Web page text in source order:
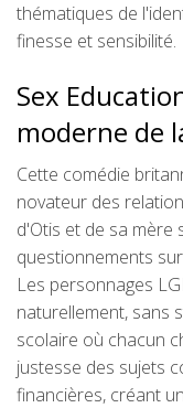
thématiques de
finesse et sensibilité.
Sex
moderne de
Cette comédie
novateur des
d'Otis et de sa mère
questionnements
Les personnages
naturellement, sans
scolaire où chacun
justesse des sujets
financières, créant